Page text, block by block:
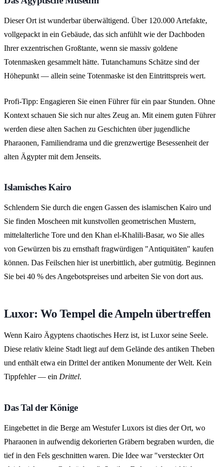
Dieser Ort ist wunderbar überwältigend. Über 120.000 Artefakte,
vollgepackt in ein Gebäude, das sich anfühlt wie der Dachboden
Ihrer exzentrischen Großtante, wenn sie massiv goldene
Totenmasken gesammelt hätte. Tutanchamuns Schätze sind der
Höhepunkt — allein seine Totenmaske ist den Eintrittspreis wert.
Profi-Tipp: Engagieren Sie einen Führer für ein paar Stunden. Ohne
Kontext schauen Sie sich nur altes Zeug an. Mit einem guten Führer
werden diese alten Sachen zu Geschichten über jugendliche
Pharaonen, Familiendrama und die grenzwertige Besessenheit der
alten Ägypter mit dem Jenseits.
Islamisches Kairo
Schlendern Sie durch die engen Gassen des islamischen Kairo und
Sie finden Moscheen mit kunstvollen geometrischen Mustern,
mittelalterliche Tore und den Khan el-Khalili-Basar, wo Sie alles
von Gewürzen bis zu ernsthaft fragwürdigen "Antiquitäten" kaufen
können. Das Feilschen hier ist unerbittlich, aber gutmütig. Beginnen
Sie bei 40 % des Angebotspreises und arbeiten Sie von dort aus.
Luxor: Wo Tempel die Ampeln übertreffen
Wenn Kairo Ägyptens chaotisches Herz ist, ist Luxor seine Seele.
Diese relativ kleine Stadt liegt auf dem Gelände des antiken Theben
und enthält etwa ein Drittel der antiken Monumente der Welt. Kein
Tippfehler — ein Drittel.
Das Tal der Könige
Eingebettet in die Berge am Westufer Luxors ist dies der Ort, wo
Pharaonen in aufwendig dekorierten Gräbern begraben wurden, die
tief in den Fels geschnitten waren. Die Idee war "versteckter Ort